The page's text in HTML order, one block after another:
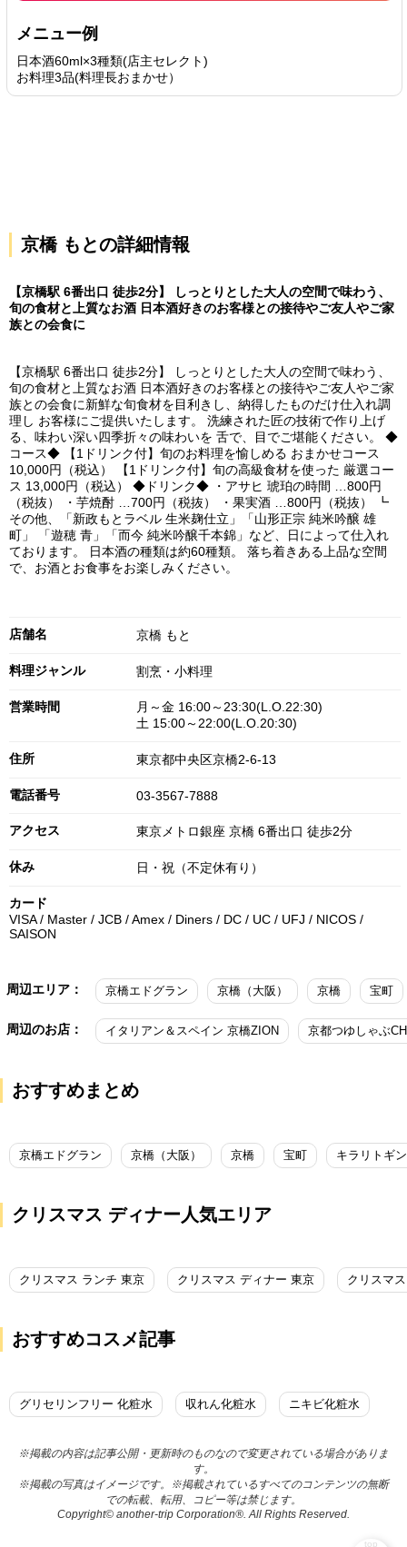
メニュー例
日本酒60ml×3種類(店主セレクト)
お料理3品(料理長おまかせ）
京橋 もとの詳細情報
【京橋駅 6番出口 徒歩2分】 しっとりとした大人の空間で味わう、
旬の食材と上質なお酒 日本酒好きのお客様との接待やご友人やご家
族との会食に
【京橋駅 6番出口 徒歩2分】 しっとりとした大人の空間で味わう、
旬の食材と上質なお酒 日本酒好きのお客様との接待やご友人やご家
族との会食に新鮮な旬食材を目利きし、納得したものだけ仕入れ調
理し お客様にご提供いたします。 洗練された匠の技術で作り上げ
る、味わい深い四季折々の味わいを 舌で、目でご堪能ください。 ◆
コース◆ 【1ドリンク付】旬のお料理を愉しめる おまかせコース
10,000円（税込） 【1ドリンク付】旬の高級食材を使った 厳選コー
ス 13,000円（税込） ◆ドリンク◆ ・アサヒ 琥珀の時間 …800円
（税抜） ・芋焼酎 …700円（税抜） ・果実酒 …800円（税抜） ┗
その他、「新政もとラベル 生米麹仕立」「山形正宗 純米吟醸 雄
町」 「遊穂 青」「而今 純米吟醸千本錦」など、日によって仕入れ
ております。 日本酒の種類は約60種類。 落ち着きある上品な空間
で、お酒とお食事をお楽しみください。
店舗名 京橋 もと
料理ジャンル 割烹・小料理
営業時間
月～金 16:00～23:30(L.O.22:30)
土 15:00～22:00(L.O.20:30)
住所 東京都中央区京橋2-6-13
電話番号 03-3567-7888
アクセス 東京メトロ銀座 京橋 6番出口 徒歩2分
休み 日・祝（不定休有り）
カード
VISA / Master / JCB / Amex / Diners / DC / UC / UFJ / NICOS /
SAISON
周辺エリア： 京橋エドグラン 京橋（大阪） 京橋 宝町
周辺のお店： イタリアン＆スペイン 京橋ZION 京都つゆしゃぶ
おすすめまとめ
京橋エドグラン 京橋（大阪） 京橋 宝町
クリスマス ディナー人気エリア
クリスマス ランチ 東京 クリスマス ディナー 東京 クリスマ
おすすめコスメ記事
グリセリンフリー 化粧水 収れん化粧水 ニキビ化粧水
top
※掲載の内容は記事公開・更新時のものなので変更されている場合がありま
す。
※掲載の写真はイメージです。※掲載されているすべてのコンテンツの無断
での転載、転用、コピー等は禁じます。
Copyright© another-trip Corporation®. All Rights Reserved.